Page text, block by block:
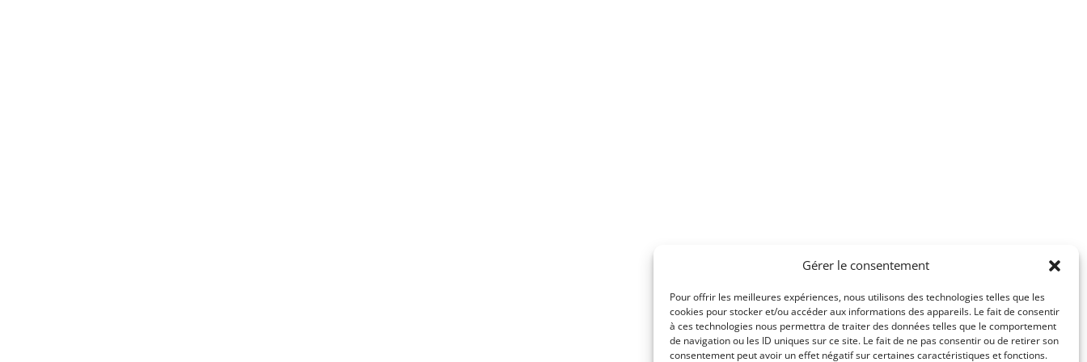
Gérer le consentement
Pour offrir les meilleures expériences, nous utilisons des technologies telles que les
cookies pour stocker et/ou accéder aux informations des appareils. Le fait de consentir
à ces technologies nous permettra de traiter des données telles que le comportement
de navigation ou les ID uniques sur ce site. Le fait de ne pas consentir ou de retirer son
consentement peut avoir un effet négatif sur certaines caractéristiques et fonctions.